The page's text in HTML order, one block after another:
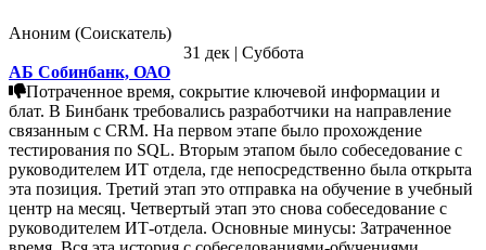
Аноним (Соискатель)
31 дек | Суббота
АБ Собинбанк, ОАО
Потраченное время, сокрытие ключевой информации и
блат. В Бинбанк требовались разработчики на направление
связанным с CRM. На первом этапе было прохождение
тестирования по SQL. Вторым этапом было собеседование с
руководителем ИТ отдела, где непосредственно была открыта
эта позиция. Третий этап это отправка на обучение в учебный
центр на месяц. Четвертый этап это снова собеседование с
руководителем ИТ-отдела. Основные минусы: Затраченное